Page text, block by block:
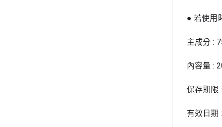
● 若使用
主成分 :
內容量 :
保存期限
有效日期